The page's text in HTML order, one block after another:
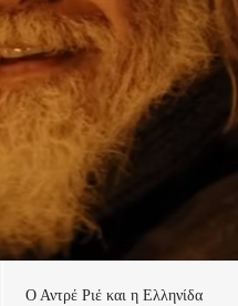
Ο Αντρέ Ριέ και η Ελληνίδα